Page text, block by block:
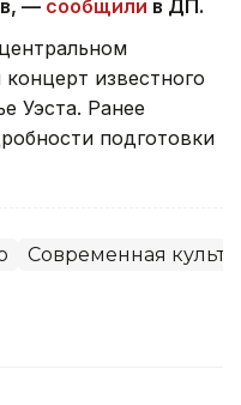
— сообщили в ДП.
известного
Уэста. Ранее
подготовки
Современная